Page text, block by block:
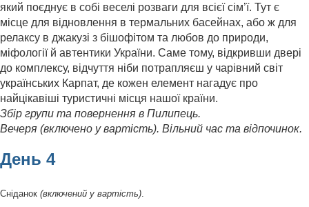
який поєднує в собі веселі розваги для всієї сім’ї. Тут є
місце для відновлення в термальних басейнах, або ж для
релаксу в джакузі з бішофітом та любов до природи,
міфології й автентики України. Саме тому, відкривши двері
до комплексу, відчуття ніби потрапляєш у чарівний світ
українських Карпат, де кожен елемент нагадує про
найцікавіші туристичні місця нашої країни.
Збір групи та повернення в Пилипець.
Вечеря (включено у вартість). Вільний час та відпочинок.
День 4
Сніданок (включений у вартість)